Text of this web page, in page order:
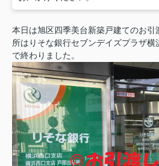
本日は旭区四季美台新築戸建てのお引
所はりそな銀行セブンデイズプラザ横
で終わりました。